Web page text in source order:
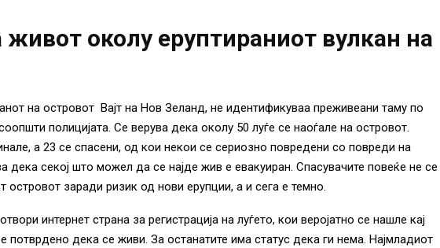
околу еруптираниот вулкан на
на островот Вајт на Нов Зеланд, не идентификуваа преживеани таму по
полицијата. Се верува дека околу 50 луѓе се наоѓале на островот.
а 23 се спасени, од кои некои се сериозно повредени со повреди на
дека секој што можел да се најде жив е евакуиран. Спасувачите повеќе не се
островот заради ризик од нови ерупции, а и сега е темно.
интернет страна за регистрација на луѓето, кои веројатно се нашле кај
потврдено дека се живи. За останатите има статус дека ги нема. Најмладиот